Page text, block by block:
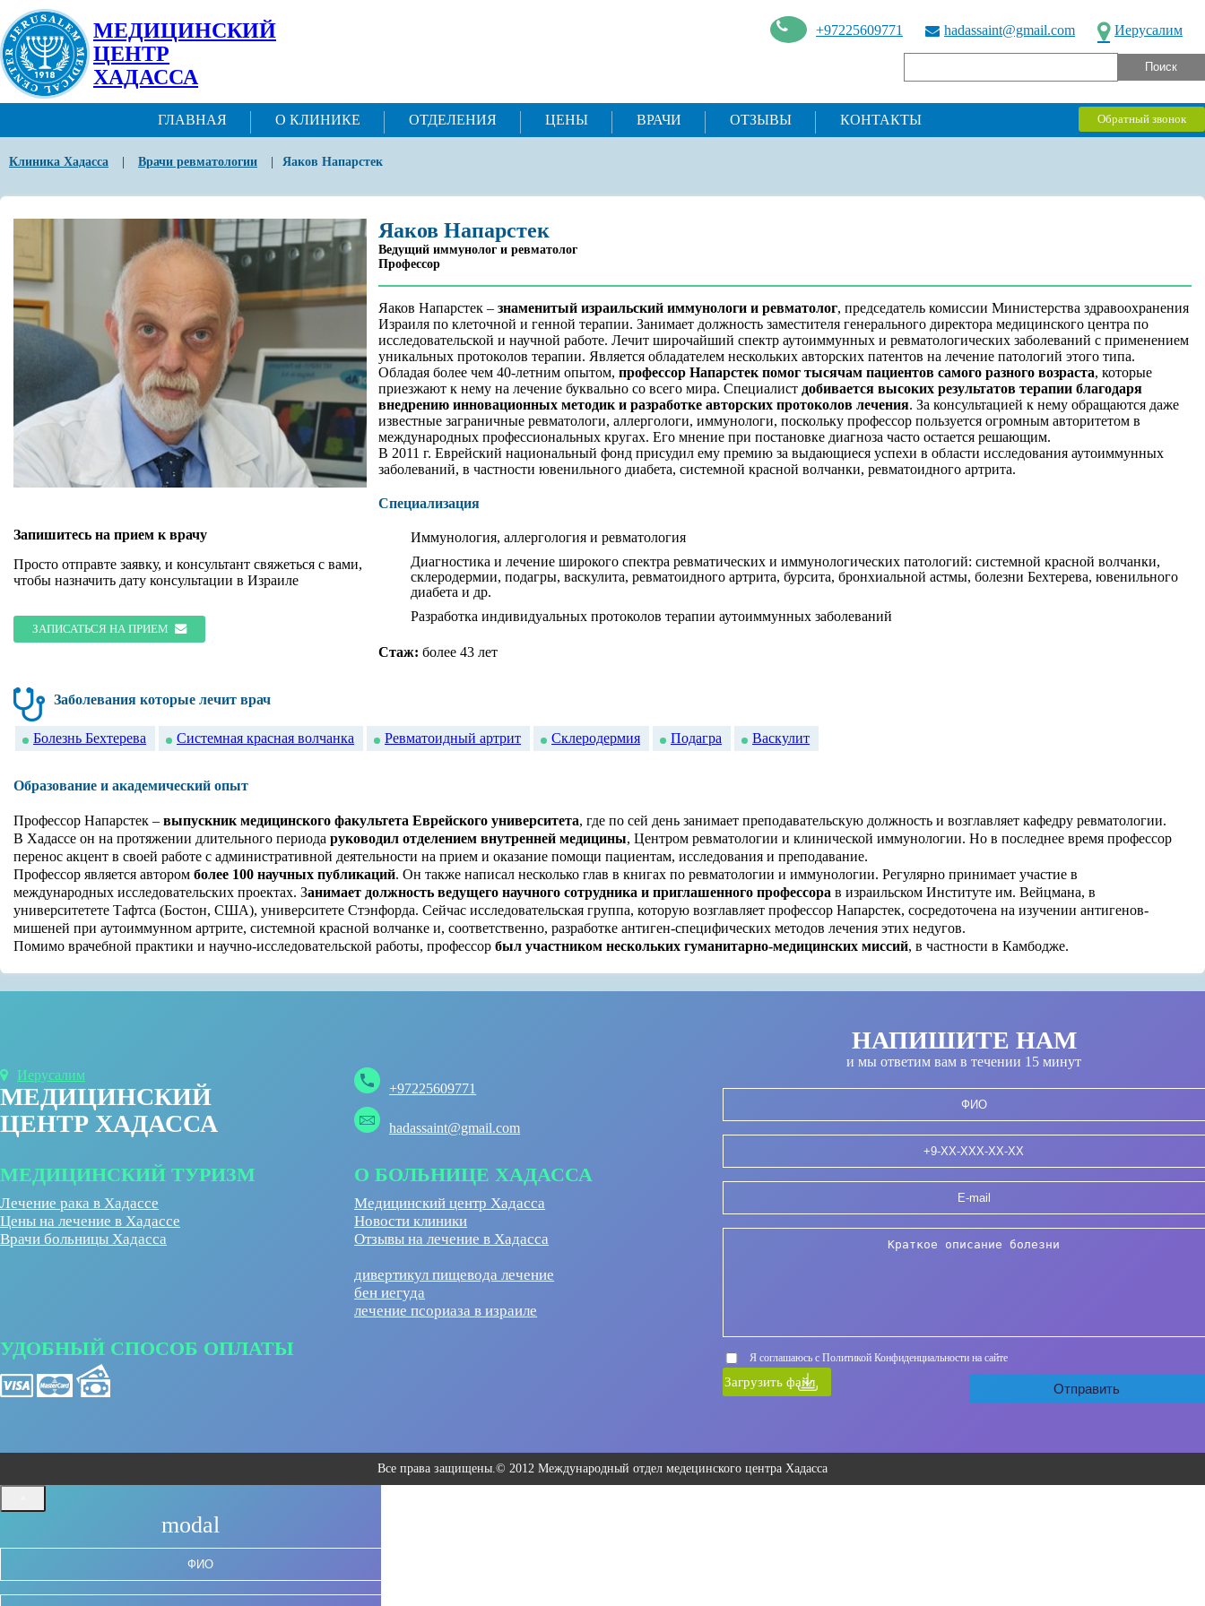
МЕДИЦИНСКИЙ
ЦЕНТР
ХАДАССА
+97225609771 hadassaint@gmail.com Иерусалим
ГЛАВНАЯ О КЛИНИКЕ ОТДЕЛЕНИЯ ЦЕНЫ ВРАЧИ ОТЗЫВЫ КОНТАКТЫ Обратный звонок
Клиника Хадасса Врачи ревматологии Яаков Напарстек
Запишитесь на прием к врачу
Просто отправте заявку, и консультант свяжеться с вами,
чтобы назначить дату консультации в Израиле
ЗАПИСАТЬСЯ НА ПРИЕМ
Яаков Напарстек
Ведущий иммунолог и ревматолог
Профессор
Яаков Напарстек –знаменитый израильский иммунологи и ревматолог, председатель комиссии Министерства здравоохранения
Израиля по клеточной и генной терапии. Занимает должность заместителя генерального директора медицинского центра по
исследовательской и научной работе. Лечит широчайший спектр аутоиммунных и ревматологических заболеваний с применением
уникальных протоколов терапии. Является обладателем нескольких авторских патентов на лечение патологий этого типа.
Обладая более чем 40-летним опытом,профессор Напарстек помог тысячам пациентов самого разного возраста, которые
приезжают к нему на лечение буквально со всего мира. Специалист добивается высоких результатов терапии благодаря
внедрению инновационных методик и разработке авторских протоколов лечения. За консультацией к нему обращаются даже
известные заграничные ревматологи, аллергологи, иммунологи, поскольку профессор пользуется огромным авторитетом в
международных профессиональных кругах. Его мнение при постановке диагноза часто остается решающим.
В 2011 г. Еврейский национальный фонд присудил ему премию за выдающиеся успехи в области исследования аутоиммунных
заболеваний, в частности ювенильного диабета, системной красной волчанки, ревматоидного артрита.
Специализация
Иммунология, аллергология и ревматология
Диагностика и лечение широкого спектра ревматических и иммунологических патологий: системной красной волчанки,
склеродермии, подагры, васкулита, ревматоидного артрита, бурсита, бронхиальной астмы, болезни Бехтерева, ювенильного
диабета и др.
Разработка индивидуальных протоколов терапии аутоиммунных заболеваний
Стаж: более 43 лет
Заболевания которые лечит врач
Болезнь Бехтерева Системная красная волчанка Ревматоидный артрит Склеродермия Подагра Васкулит
Образование и академический опыт
Профессор Напарстек – выпускник медицинского факультета Еврейского университета, где по сей день занимает преподавательскую должность и возглавляет кафедру ревматологии.
В Хадассе он на протяжении длительного периода руководил отделением внутренней медицины, Центром ревматологии и клинической иммунологии. Но в последнее время профессор
перенос акцент в своей работе с административной деятельности на прием и оказание помощи пациентам, исследования и преподавание.
Профессор является автором более 100 научных публикаций. Он также написал несколько глав в книгах по ревматологии и иммунологии. Регулярно принимает участие в
международных исследовательских проектах. Занимает должность ведущего научного сотрудника и приглашенного профессора в израильском Институте им. Вейцмана, в
университетете Тафтса (Бостон, США), университете Стэнфорда. Сейчас исследовательская группа, которую возглавляет профессор Напарстек, сосредоточена на изучении антигенов-
мишеней при аутоиммунном артрите, системной красной волчанке и, соответственно, разработке антиген-специфических методов лечения этих недугов.
Помимо врачебной практики и научно-исследовательской работы, профессор был участником нескольких гуманитарно-медицинских миссий, в частности в Камбодже.
Иерусалим
МЕДИЦИНСКИЙ
ЦЕНТР ХАДАССА
+97225609771
hadassaint@gmail.com
МЕДИЦИНСКИЙ ТУРИЗМ
Лечение рака в Хадассе
Цены на лечение в Хадассе
Врачи больницы Хадасса
О БОЛЬНИЦЕ ХАДАССА
Медицинский центр Хадасса
Новости клиники
Отзывы на лечение в Хадасса
дивертикул пищевода лечение
бен иегуда
лечение псориаза в израиле
УДОБНЫЙ СПОСОБ ОПЛАТЫ
НАПИШИТЕ НАМ
и мы ответим вам в течении 15 минут
Я соглашаюсь с Политикой Конфиденциальности на сайте
Загрузить файл
Все права защищены.© 2012 Международный отдел медецинского центра Хадасса
modal